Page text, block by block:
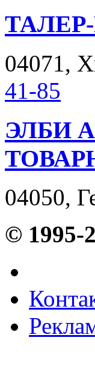
04071,
41-85
ЭЛБИ
04050,
© 1995-